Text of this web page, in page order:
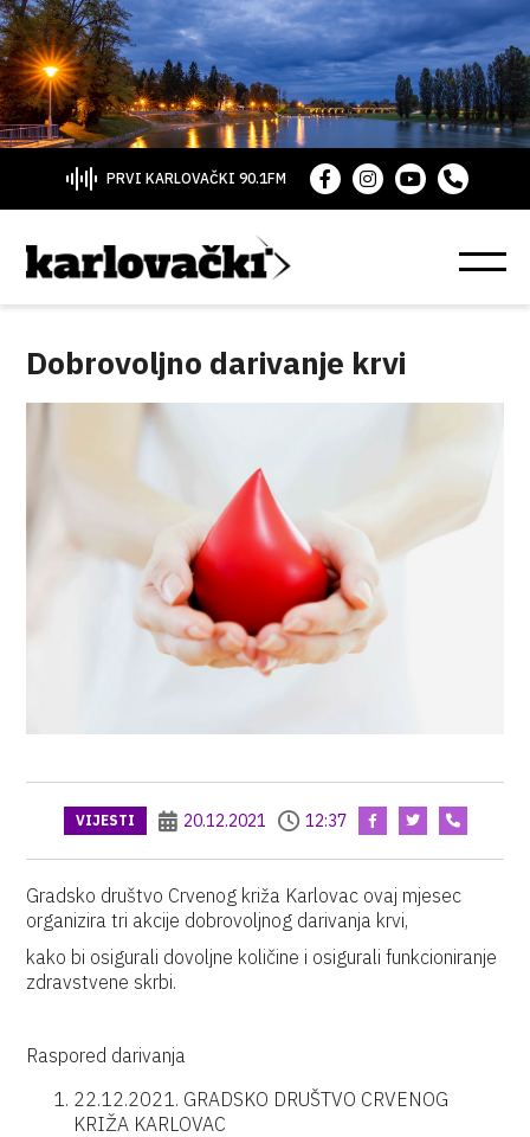
PRVI KARLOVAČKI 90.1FM
Dobrovoljno darivanje krvi
VIJESTI 20.12.2021 12:37
Gradsko društvo Crvenog križa Karlovac ovaj mjesec
organizira tri akcije dobrovoljnog darivanja krvi,
kako bi osigurali dovoljne količine i osigurali funkcioniranje
zdravstvene skrbi.
Raspored darivanja
22.12.2021. GRADSKO DRUŠTVO CRVENOG
KRIŽA KARLOVAC